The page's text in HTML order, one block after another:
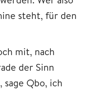
steht, für den
mit, nach
der Sinn
sage Qbo, ich